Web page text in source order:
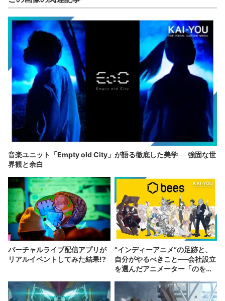
音楽ユニット「Empty old City」が語る徹底した美学──強固な世
界観と余白
バーチャルライブ配信アプリが
リアルイベントしてみた結果!?
“インディーアニメ“の足跡と、
自分がやるべきこと──会社設立
を選んだアニメーター「のを